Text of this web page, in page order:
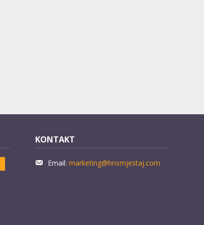
KONTAKT
Email: marketing@hnsmjestaj.com